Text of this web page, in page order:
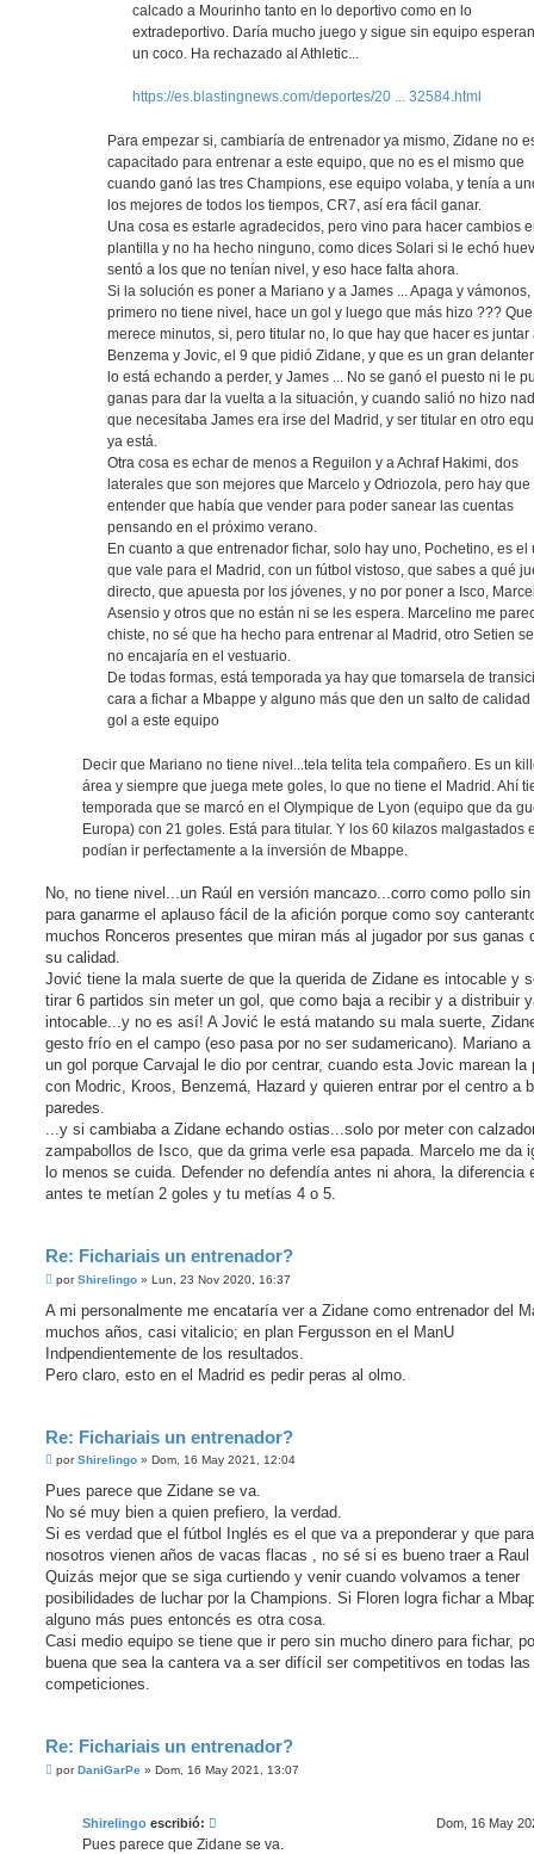
calcado a Mourinho tanto en lo deportivo como en lo
extradeportivo. Daría mucho juego y sigue sin equipo
un coco. Ha rechazado al Athletic...
https://es.blastingnews.com/deportes/20 ... 32584.html
Para empezar si, cambiaría de entrenador ya mismo, Zidane no
capacitado para entrenar a este equipo, que no es el mismo que
cuando ganó las tres Champions, ese equipo volaba, y tenía a
los mejores de todos los tiempos, CR7, así era fácil ganar.
Una cosa es estarle agradecidos, pero vino para hacer cambios
plantilla y no ha hecho ninguno, como dices Solari si le echó
sentó a los que no tenían nivel, y eso hace falta ahora.
Si la solución es poner a Mariano y a James ... Apaga y vámonos,
primero no tiene nivel, hace un gol y luego que más hizo ??? Que
merece minutos, si, pero titular no, lo que hay que hacer es juntar
Benzema y Jovic, el 9 que pidió Zidane, y que es un gran
lo está echando a perder, y James ... No se ganó el puesto ni le
ganas para dar la vuelta a la situación, y cuando salió no hizo
que necesitaba James era irse del Madrid, y ser titular en otro
ya está.
Otra cosa es echar de menos a Reguilon y a Achraf Hakimi, dos
laterales que son mejores que Marcelo y Odriozola, pero hay que
entender que había que vender para poder sanear las cuentas
pensando en el próximo verano.
En cuanto a que entrenador fichar, solo hay uno, Pochetino, es el
que vale para el Madrid, con un fútbol vistoso, que sabes a qué
directo, que apuesta por los jóvenes, y no por poner a Isco,
Asensio y otros que no están ni se les espera. Marcelino me
chiste, no sé que ha hecho para entrenar al Madrid, otro Setien
no encajaría en el vestuario.
De todas formas, está temporada ya hay que tomarsela de
cara a fichar a Mbappe y alguno más que den un salto de calidad
gol a este equipo
Decir que Mariano no tiene nivel...tela telita tela compañero. Es un
área y siempre que juega mete goles, lo que no tiene el Madrid. Ahí
temporada que se marcó en el Olympique de Lyon (equipo que da
Europa) con 21 goles. Está para titular. Y los 60 kilazos malgastados
podían ir perfectamente a la inversión de Mbappe.
No, no tiene nivel...un Raúl en versión mancazo...corro como pollo
para ganarme el aplauso fácil de la afición porque como soy
muchos Ronceros presentes que miran más al jugador por sus ganas
su calidad.
Jović tiene la mala suerte de que la querida de Zidane es intocable y
tirar 6 partidos sin meter un gol, que como baja a recibir y a distribuir
intocable...y no es así! A Jović le está matando su mala suerte,
gesto frío en el campo (eso pasa por no ser sudamericano). Mariano
un gol porque Carvajal le dio por centrar, cuando esta Jovic marean la
con Modric, Kroos, Benzemá, Hazard y quieren entrar por el centro a
paredes.
...y si cambiaba a Zidane echando ostias...solo por meter con
zampabollos de Isco, que da grima verle esa papada. Marcelo me da
lo menos se cuida. Defender no defendía antes ni ahora, la diferencia
antes te metían 2 goles y tu metías 4 o 5.
Re: Fichariais un entrenador?
M
n
a
j
porShirelingo » Lun, 23 Nov 2020, 16:37
A mi personalmente me encataría ver a Zidane como entrenador del
muchos años, casi vitalicio; en plan Fergusson en el ManU
Indpendientemente de los resultados.
Pero claro, esto en el Madrid es pedir peras al olmo.
Re: Fichariais un entrenador?
M
n
a
j
porShirelingo » Dom, 16 May 2021, 12:04
Pues parece que Zidane se va.
No sé muy bien a quien prefiero, la verdad.
Si es verdad que el fútbol Inglés es el que va a preponderar y que para
nosotros vienen años de vacas flacas , no sé si es bueno traer a Raul
Quizás mejor que se siga curtiendo y venir cuando volvamos a tener
posibilidades de luchar por la Champions. Si Floren logra fichar a
alguno más pues entoncés es otra cosa.
Casi medio equipo se tiene que ir pero sin mucho dinero para fichar,
buena que sea la cantera va a ser difícil ser competitivos en todas las
competiciones.
Re: Fichariais un entrenador?
MporDaniGarPe » Dom, 16 May 2021, 13:07
Shirelingo escribió: Dom, 16 May
Pues parece que Zidane se va.